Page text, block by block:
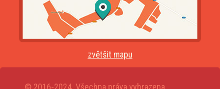
zvětšit mapu
© 2016-2024. Všechna práva vyhrazena.